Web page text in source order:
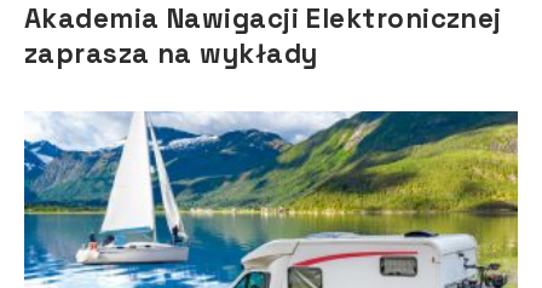
Akademia Nawigacji Elektronicznej
zaprasza na wykłady